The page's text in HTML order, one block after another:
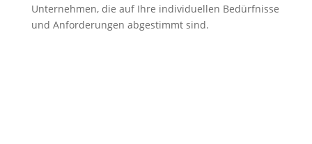
Unternehmen, die auf Ihre individuellen Bedürfnisse
und Anforderungen abgestimmt sind.